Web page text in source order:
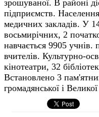
зрошуваної. В районі
підприємств.
медичних закладів. У
восьмирічних, 2
навчається 9905 учнів.
вчителів. Культурно-
кінотеатри, 32
Встановлено 3
громадянської і